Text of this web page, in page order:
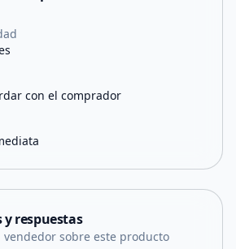
con el comprador
y respuestas
vendedor sobre este producto